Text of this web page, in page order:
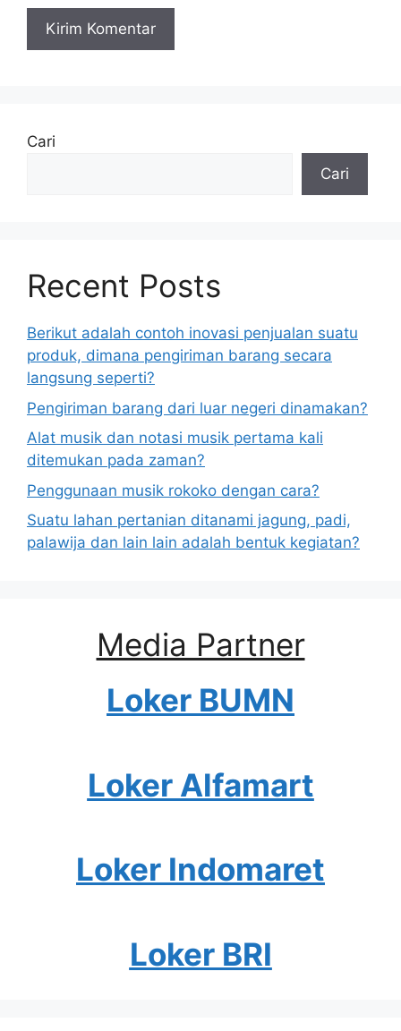
Cari
Cari
Recent Posts
Berikut adalah contoh inovasi penjualan suatu
produk, dimana pengiriman barang secara
langsung seperti?
Pengiriman barang dari luar negeri dinamakan?
Alat musik dan notasi musik pertama kali
ditemukan pada zaman?
Penggunaan musik rokoko dengan cara?
Suatu lahan pertanian ditanami jagung, padi,
palawija dan lain lain adalah bentuk kegiatan?
Media Partner
Loker BUMN
Loker Alfamart
Loker Indomaret
Loker BRI